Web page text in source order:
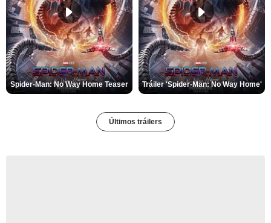
Spider-Man: No Way Home Teaser Tráiler 'Spider-Man: No Way Home'
Últimos tráilers